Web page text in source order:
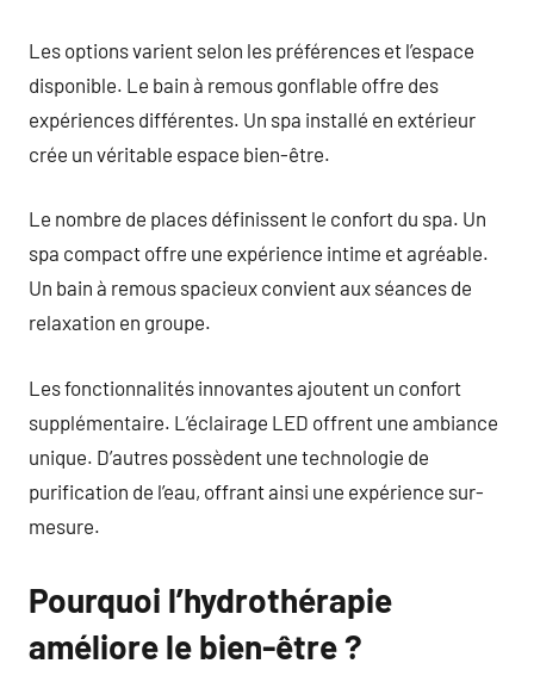
Les options varient selon les préférences et l’espace
disponible. Le bain à remous gonflable offre des
expériences différentes. Un spa installé en extérieur
crée un véritable espace bien-être.
Le nombre de places définissent le confort du spa. Un
spa compact offre une expérience intime et agréable.
Un bain à remous spacieux convient aux séances de
relaxation en groupe.
Les fonctionnalités innovantes ajoutent un confort
supplémentaire. L’éclairage LED offrent une ambiance
unique. D’autres possèdent une technologie de
purification de l’eau, offrant ainsi une expérience sur-
mesure.
Pourquoi l’hydrothérapie
améliore le bien-être ?